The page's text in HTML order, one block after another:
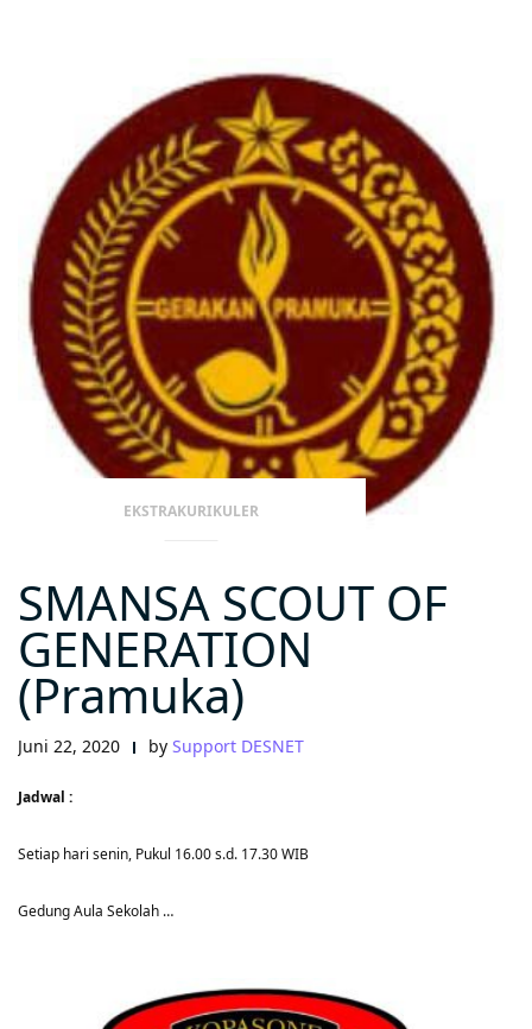
EKSTRAKURIKULER
SMANSA SCOUT OF
GENERATION
(Pramuka)
Juni 22, 2020 by Support DESNET
Jadwal :
Setiap hari senin, Pukul 16.00 s.d. 17.30 WIB
Gedung Aula Sekolah …